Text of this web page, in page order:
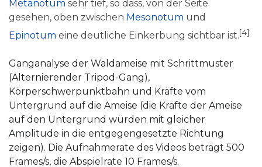
Metanotum sehr tief, so dass, von der Seite
gesehen, oben zwischen Mesonotum und
Epinotum eine deutliche Einkerbung sichtbar ist.[4]
Ganganalyse der Waldameise mit Schrittmuster
(Alternierender Tripod-Gang),
Körperschwerpunktbahn und Kräfte vom
Untergrund auf die Ameise (die Kräfte der Ameise
auf den Untergrund würden mit gleicher
Amplitude in die entgegengesetzte Richtung
zeigen). Die Aufnahmerate des Videos beträgt 500
Frames/s, die Abspielrate 10 Frames/s.